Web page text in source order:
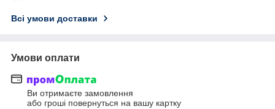
Всі умови доставки
Умови оплати
Ви отримаєте замовлення
або гроші повернуться на вашу картку